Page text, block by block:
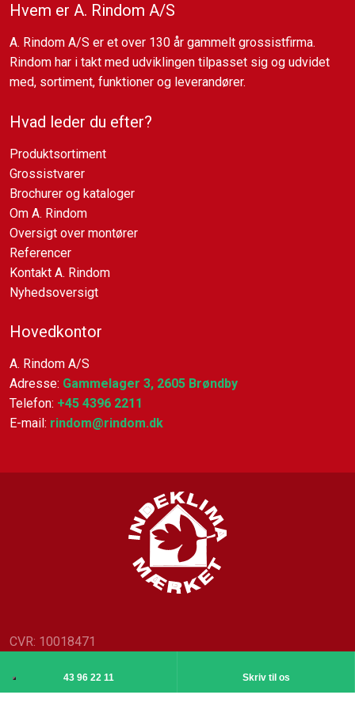
Hvem er A. Rindom A/S
​A. Rindom A/S er et over 130 år gammelt grossistfirma.
Rindom har i takt med udviklingen tilpasset sig og udvidet
med, sortiment, funktioner og leverandører.
Hvad leder du efter?
Produktsortiment
Grossistvarer
Brochurer og kataloger
Om A. Rindom
Oversigt over montører​
Referencer
Kontakt A. Rindom
Nyhedsoversigt
​Hovedkontor
A. Rindom A/S
Adresse: Gammelager 3, 2605 Brøndby
Telefon: +45 4396 2211
E-mail: rindom@rindom.dk
CVR:​ 10018471
43 96 22 11 Skriv til os